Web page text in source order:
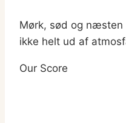
Mørk, sød og næsten
ikke helt ud af
Our Score